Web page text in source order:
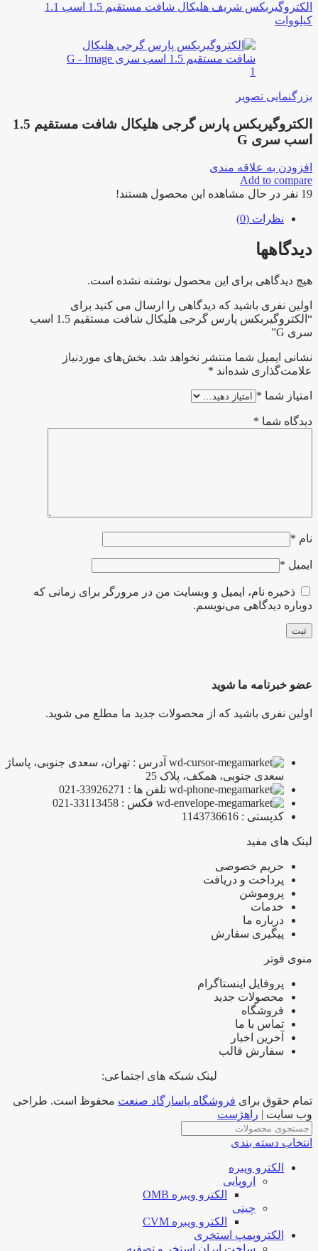
الکتروگیربکس شریف هلیکال شافت مستقیم 1.5 اسب 1.1
کیلووات
بزرگنمایی تصویر
الکتروگیربکس پارس گرجی هلیکال شافت مستقیم 1.5
اسب سری G
افزودن به علاقه مندی
Add to compare
19 نفر در حال مشاهده این محصول هستند!
نظرات (0)
دیدگاهها
هیچ دیدگاهی برای این محصول نوشته نشده است.
اولین نفری باشید که دیدگاهی را ارسال می کنید برای
“الکتروگیربکس پارس گرجی هلیکال شافت مستقیم 1.5 اسب
سری G”
نشانی ایمیل شما منتشر نخواهد شد. بخش‌های موردنیاز
علامت‌گذاری شده‌اند *
امتیاز شما *
دیدگاه شما *
نام *
ایمیل *
ذخیره نام، ایمیل و وبسایت من در مرورگر برای زمانی که
دوباره دیدگاهی می‌نویسم.
عضو خبرنامه ما شوید
اولین نفری باشید که از محصولات جدید ما مطلع می شوید.
آدرس : تهران، سعدی جنوبی، پاساژ
سعدی جنوبی، همکف، پلاک 25
تلفن ها : 33926271-021
فکس : 33113458-021
کدپستی : 1143736616
لینک های مفید
حریم خصوصی
پرداخت و دریافت
پروموشن
خدمات
درباره ما
پیگیری سفارش
منوی فوتر
پروفایل اینستاگرام
محصولات جدید
فروشگاه
تماس با ما
آخرین اخبار
سفارش قالب
لینک شبکه های اجتماعی:
تمام حقوق برای فروشگاه پاسارگاد صنعت محفوظ است. طراحی
وب سایت | راهژست
انتخاب دسته بندی
الکترو ویبره
اروپایی
الکترو ویبره OMB
چینی
الکترو ویبره CVM
الکتروپمپ استخری
ساخت ایران استخر و تصفیه